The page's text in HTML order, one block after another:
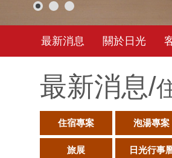
最新消息 關於日光
最新消息/
住宿專案 泡湯專案
旅展 日光行事